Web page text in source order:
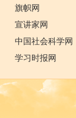
旗帜网
宣讲家网
中国社会科学网
学习时报网